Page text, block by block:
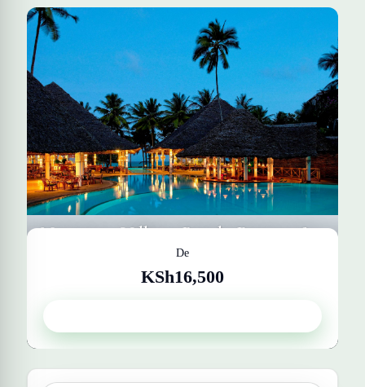
Contacto
Perfil
Neptuno Village Beach Resort &
De
KSh16,500